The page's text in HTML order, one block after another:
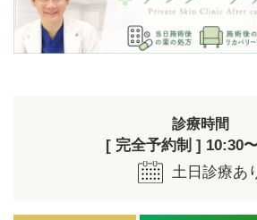
診療時間
[ 完全予約制 ] 10:30
土日診療あ